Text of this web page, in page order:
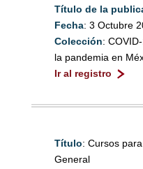
Título de la
Fecha: 3 Octubre
Colección:
la pandemia en
Ir al registro
Título: Cursos
General